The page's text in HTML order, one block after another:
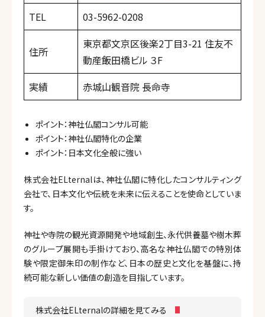
TEL
03-5962-0208
住所
東京都文京区後楽2丁目3-21 住友不
動産飯田橋ビル ３F
実績
赤城山観音院 長命寺
ポイント：神社仏閣コンサル可能
ポイント：神社仏閣特化の企業
ポイント：日本文化全般に強い
株式会社ELternalは、神社仏閣に特化したコンサルティング
会社で、日本文化や伝統を未来に伝えることを使命としていま
す。
神社や寺院の観光資源開発や地域創生、永代供養墓や樹木葬
のグループ展開も手掛けており、高名な神社仏閣での特別体
験や限定御朱印の制作など、日本の歴史と文化を基盤に、持
続可能な新しい価値の創造を目指しています。
株式会社ELternalの詳細を見てみる